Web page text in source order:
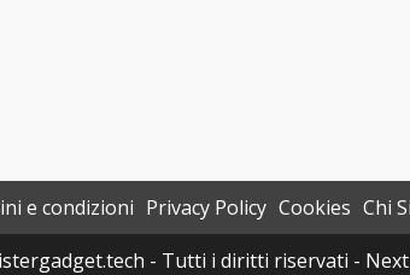
e condizioni Privacy Policy Cookies Chi
- Tutti i diritti riservati - Next